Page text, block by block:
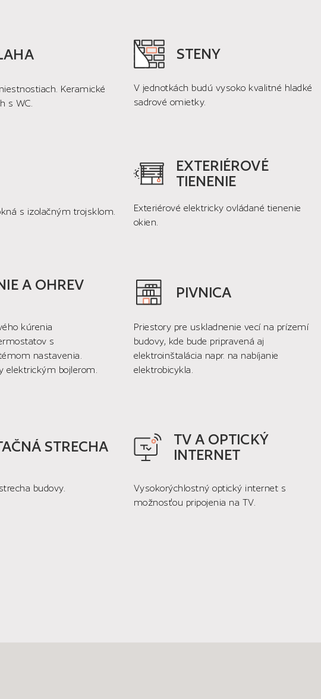
Keramické
s WC.
STENY
V jednotkách budú vysoko kvalitné hladké
sadrové omietky.
s izolačným trojsklom.
EXTERIÉROVÉ
TIENENIE
Exteriérové elektricky ovládané tienenie
okien.
A OHREV
kúrenia
s
nastavenia.
elektrickým bojlerom.
PIVNICA
Priestory pre uskladnenie vecí na prízemí
budovy, kde bude pripravená aj
elektroinštalácia napr. na nabíjanie
elektrobicykla.
STRECHA
budovy.
TV A OPTICKÝ
INTERNET
Vysokorýchlostný optický internet s
možnosťou pripojenia na TV.